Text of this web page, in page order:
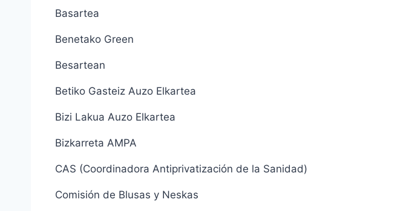
Basartea
Benetako Green
Besartean
Betiko Gasteiz Auzo Elkartea
Bizi Lakua Auzo Elkartea
Bizkarreta AMPA
CAS (Coordinadora Antiprivatización de la Sanidad)
Comisión de Blusas y Neskas